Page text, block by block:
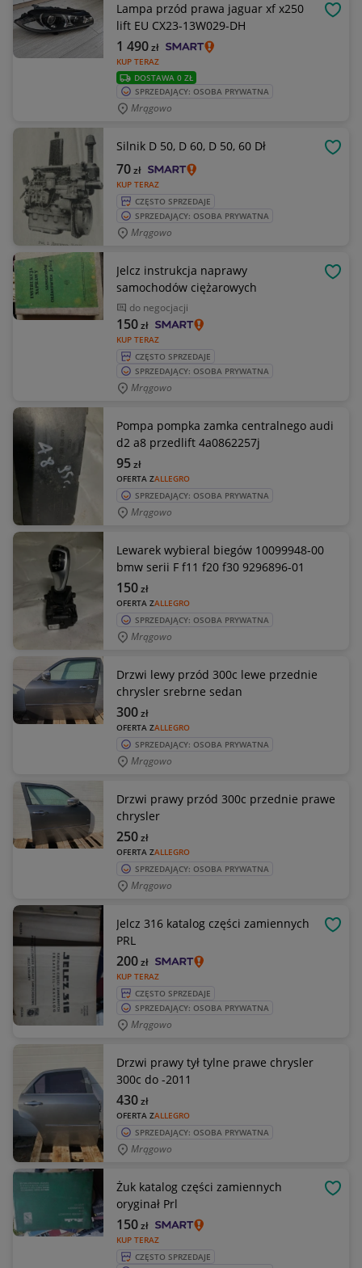
Lampa przód prawa jaguar xf x250
lift EU CX23-13W029-DH
KUP TERAZ
1 490zł
DOSTAWA 0 ZŁ
SPRZEDAJĄCY: OSOBA PRYWATNA
Mrągowo
Silnik D 50, D 60, D 50, 60 Dł
KUP TERAZ
70zł
CZĘSTO SPRZEDAJE
SPRZEDAJĄCY: OSOBA PRYWATNA
Mrągowo
Jelcz instrukcja naprawy
samochodów ciężarowych
do negocjacji
KUP TERAZ
150zł
CZĘSTO SPRZEDAJE
SPRZEDAJĄCY: OSOBA PRYWATNA
Mrągowo
Pompa pompka zamka centralnego audi
d2 a8 przedlift 4a0862257j
OFERTA ZALLEGRO
95zł
SPRZEDAJĄCY: OSOBA PRYWATNA
Mrągowo
Lewarek wybieral biegów 10099948-00
bmw serii F f11 f20 f30 9296896-01
OFERTA ZALLEGRO
150zł
SPRZEDAJĄCY: OSOBA PRYWATNA
Mrągowo
Drzwi lewy przód 300c lewe przednie
chrysler srebrne sedan
OFERTA ZALLEGRO
300zł
SPRZEDAJĄCY: OSOBA PRYWATNA
Mrągowo
Drzwi prawy przód 300c przednie prawe
chrysler
OFERTA ZALLEGRO
250zł
SPRZEDAJĄCY: OSOBA PRYWATNA
Mrągowo
Jelcz 316 katalog części zamiennych
PRL
KUP TERAZ
200zł
CZĘSTO SPRZEDAJE
SPRZEDAJĄCY: OSOBA PRYWATNA
Mrągowo
Drzwi prawy tył tylne prawe chrysler
300c do -2011
OFERTA ZALLEGRO
430zł
SPRZEDAJĄCY: OSOBA PRYWATNA
Mrągowo
Żuk katalog części zamiennych
oryginał Prl
KUP TERAZ
150zł
CZĘSTO SPRZEDAJE